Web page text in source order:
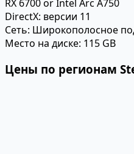
RX 6700 or Intel Arc A750
DirectX: версии 11
Сеть: Широкополосное
Место на диске: 115 GB
Цены по регионам